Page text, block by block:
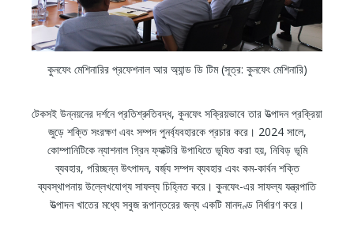
কুনফেং মেশিনারির প্রফেশনাল আর অ্যান্ড ডি টিম (সূত্র: কুনফেং মেশিনারি)
টেকসই উন্নয়নের দর্শনে প্রতিশ্রুতিবদ্ধ, কুনফেং সক্রিয়ভাবে তার উত্পাদন প্রক্রিয়া
জুড়ে শক্তি সংরক্ষণ এবং সম্পদ পুনর্ব্যবহারকে প্রচার করে। 2024 সালে,
কোম্পানিটিকে ন্যাশনাল গ্রিন ফ্যাক্টরি উপাধিতে ভূষিত করা হয়, নিবিড় ভূমি
ব্যবহার, পরিচ্ছন্ন উৎপাদন, বর্জ্য সম্পদ ব্যবহার এবং কম-কার্বন শক্তি
ব্যবস্থাপনায় উল্লেখযোগ্য সাফল্য চিহ্নিত করে। কুনফেং-এর সাফল্য যন্ত্রপাতি
উত্পাদন খাতের মধ্যে সবুজ রূপান্তরের জন্য একটি মানদণ্ড নির্ধারণ করে।